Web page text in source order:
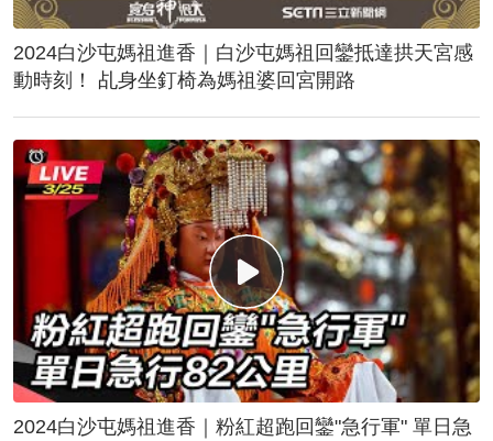
2024白沙屯媽祖進香｜白沙屯媽祖回鑾抵達拱天宮感
動時刻！ 乩身坐釘椅為媽祖婆回宮開路
2024白沙屯媽祖進香｜粉紅超跑回鑾"急行軍" 單日急